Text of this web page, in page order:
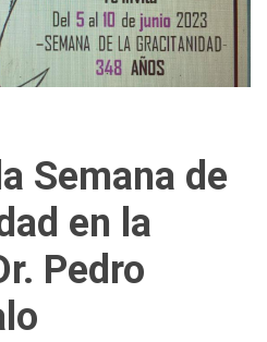
Semana de
en la
Pedro